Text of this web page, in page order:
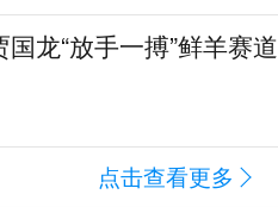
龙“放手一搏”鲜羊赛道
点击查看更多